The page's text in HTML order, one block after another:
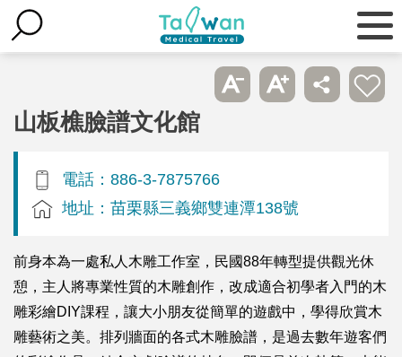
山板樵臉譜文化館
電話：886-3-7875766
地址：苗栗縣三義鄉雙連潭138號
前身本為一處私人木雕工作室，民國88年轉型提供觀光休
憩，主人將專業性質的木雕創作，改成適合初學者入門的木
雕彩繪DIY課程，讓大小朋友從簡單的遊戲中，學得欣賞木
雕藝術之美。排列牆面的各式木雕臉譜，是過去數年遊客們